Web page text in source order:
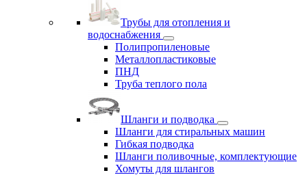
Трубы для отопления и
водоснабжения
Полипропиленовые
Металлопластиковые
ПНД
Труба теплого пола
Шланги и подводка
Шланги для стиральных машин
Гибкая подводка
Шланги поливочные, комплектующие
Хомуты для шлангов